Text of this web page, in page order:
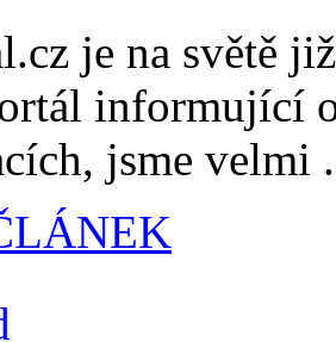
je na světě
informující
jsme velmi